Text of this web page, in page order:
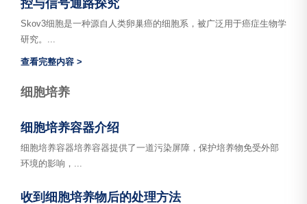
控与信号通路探究
Skov3细胞是一种源自人类卵巢癌的细胞系，被广泛用于癌症生物学
研究。...
查看完整内容 >
细胞培养
细胞培养容器介绍
细胞培养容器培养容器提供了一道污染屏障，保护培养物免受外部
环境的影响，...
收到细胞培养物后的处理方法